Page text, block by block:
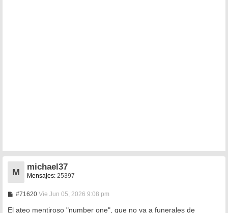
M
michael37
Mensajes: 25397
#71620M
n
Vie Jun 05, 2026 9:08 pm
El ateo mentiroso "number one", que no va a funerales de